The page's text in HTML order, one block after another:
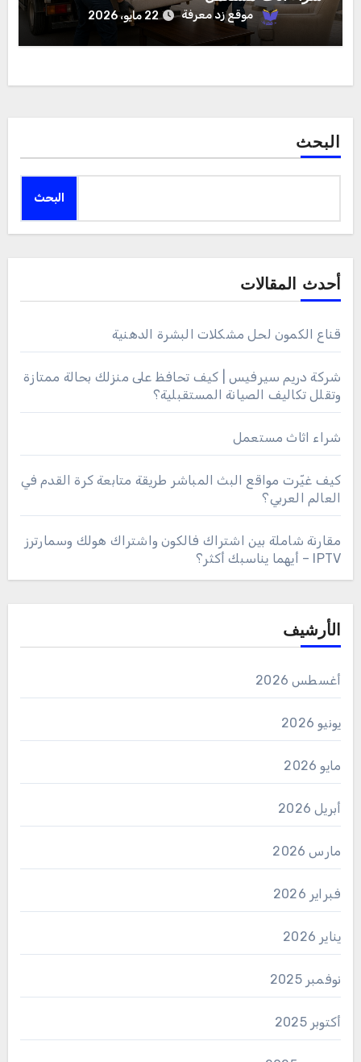
موقع زد معرفة 22 مايو، 2026
البحث
البحث
أحدث المقالات
قناع الكمون لحل مشكلات البشرة الدهنية
شركة دريم سيرفيس | كيف تحافظ على منزلك بحالة ممتازة
وتقلل تكاليف الصيانة المستقبلية؟
شراء اثاث مستعمل
كيف غيّرت مواقع البث المباشر طريقة متابعة كرة القدم في
العالم العربي؟
مقارنة شاملة بين اشتراك فالكون واشتراك هولك وسمارترز
IPTV – أيهما يناسبك أكثر؟
الأرشيف
أغسطس 2026
يونيو 2026
مايو 2026
أبريل 2026
مارس 2026
فبراير 2026
يناير 2026
نوفمبر 2025
أكتوبر 2025